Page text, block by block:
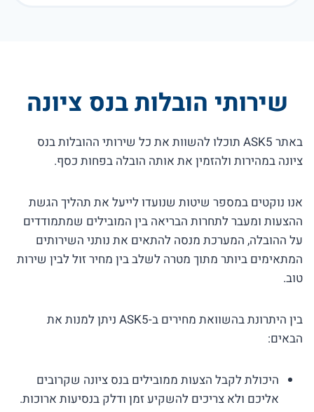
שירותי הובלות בנס ציונה
באתר ASK5 תוכלו להשוות את כל שירותי ההובלות בנס
ציונה במהירות ולהזמין את אותה הובלה בפחות כסף.
אנו נוקטים במספר שיטות שנועדו לייעל את תהליך הגשת
ההצעות ומעבר לתחרות הבריאה בין המובילים שמתמודדים
על ההובלה, המערכת מנסה להתאים את נותני השירותים
המתאימים ביותר מתוך מטרה לשלב בין מחיר זול לבין שירות
טוב.
בין היתרונת בהשוואת מחירים ב-ASK5 ניתן למנות את
הבאים:
היכולת לקבל הצעות ממובילים בנס ציונה שקרובים
אליכם ולא צריכים להשקיע זמן ודלק בנסיעות ארוכות.